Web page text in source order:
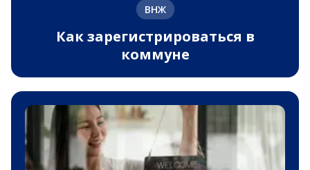
ВНЖ
Как зарегистрироваться в
коммуне